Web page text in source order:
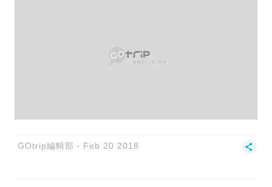
GOtrip編輯部 Feb 20 2018